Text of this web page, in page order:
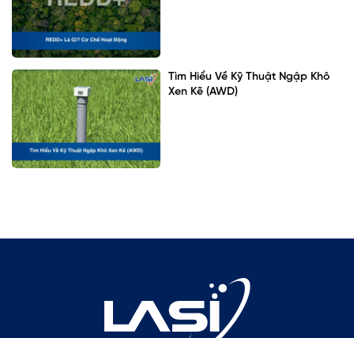
Tìm Hiểu Về Kỹ Thuật Ngập Khô
Xen Kẽ (AWD)